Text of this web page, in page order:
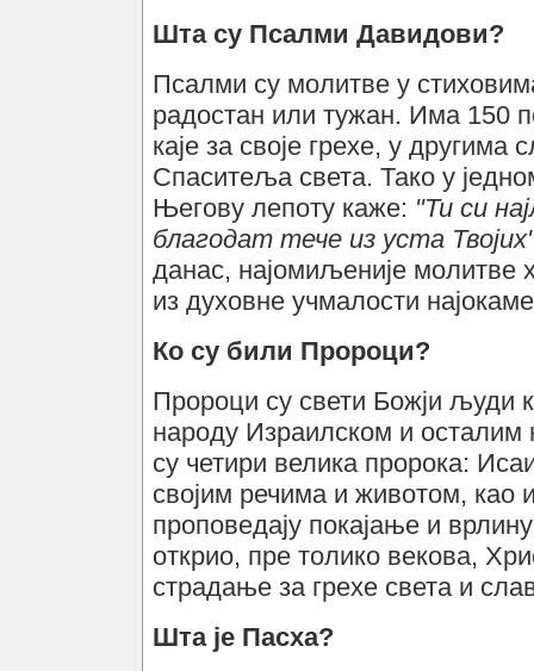
Шта су Псалми Давидови?
Псалми су молитве у
радостан или тужан. Има 150
каје за своје грехе, у
Спаситеља света. Тако у
Његову лепоту каже: "Ти си
благодат тече из уста
данас, најомиљеније молитве
из духовне учмалости
Ко су били Пророци?
Пророци су свети Божји људи
народу Израилском и осталим
су четири велика пророка:
својим речима и животом, као
проповедају покајање и
открио, пре толико векова,
страдање за грехе света и
Шта је Пасха?